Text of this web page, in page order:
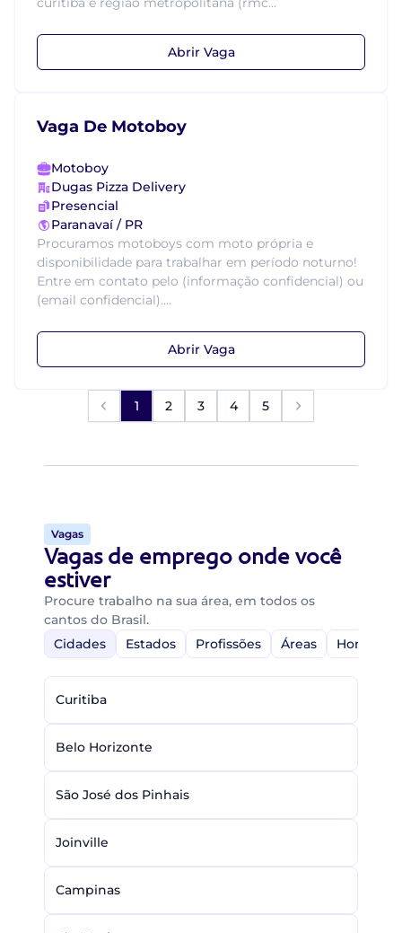
Abrir Vaga
Vaga De Motoboy
Motoboy
Dugas Pizza Delivery
Presencial
Paranavaí / PR
Procuramos motoboys com moto própria e
disponibilidade para trabalhar em período noturno!
Entre em contato pelo (informação confidencial) ou
(email confidencial)....
Abrir Vaga
1 2 3 4 5
Vagas
Vagas de emprego onde você
estiver
Procure trabalho na sua área, em todos os
cantos do Brasil.
Cidades
Estados Profissões Áreas Home-
Curitiba
Belo Horizonte
São José dos Pinhais
Joinville
Campinas